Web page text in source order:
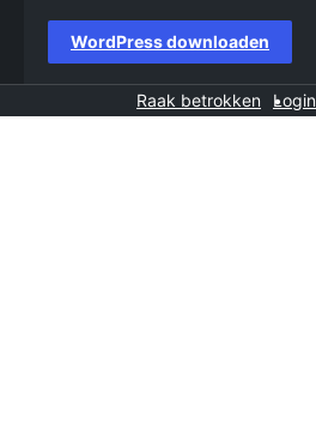
WordPress downloaden
Raak betrokken Login